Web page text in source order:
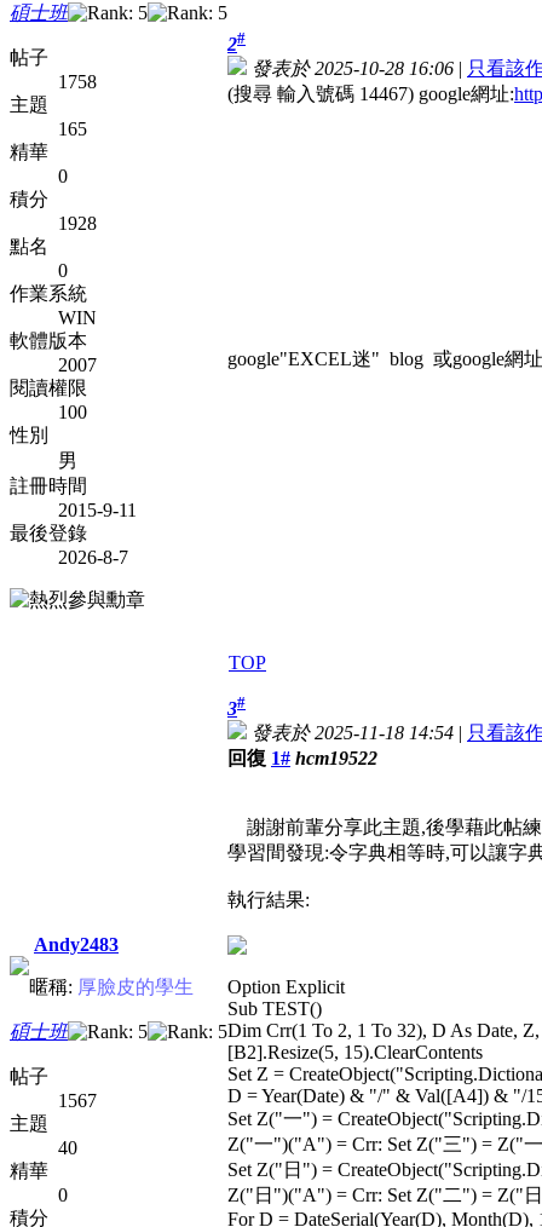
碩士班
帖子
1758
主題
165
精華
0
積分
1928
點名
0
作業系統
WIN
軟體版本
2007
閱讀權限
100
性別
男
註冊時間
2015-9-11
最後登錄
2026-8-7
2#
發表於 2025-10-28 16:06 | 只看該
(搜尋 輸入號碼 14467) google網址:
google"EXCEL迷" blog 或google網址
TOP
Andy2483
暱稱: 厚臉皮的學生
碩士班
帖子
1567
主題
40
精華
0
積分
3#
發表於 2025-11-18 14:54 | 只看該
回復 1# hcm19522
謝謝前輩分享此主題,後學藉此帖
學習間發現:令字典相等時,可以讓字
執行結果:
Option Explicit
Sub TEST()
Dim Crr(1 To 2, 1 To 32), D As Date,
[B2].Resize(5, 15).ClearContents
Set Z =
D = Year(Date) & "/" & Val([A4]) & "/
Set Z("一") =
Z("一")("A") = Crr: Set Z("三") = Z("
Set Z("日") =
Z("日")("A") = Crr: Set Z("二") = Z("
For D = DateSerial(Year(D),